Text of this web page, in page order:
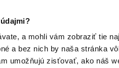
a mohli vám zobraziť tie
a bez nich by naša stránka
umožňujú zisťovať, ako náš